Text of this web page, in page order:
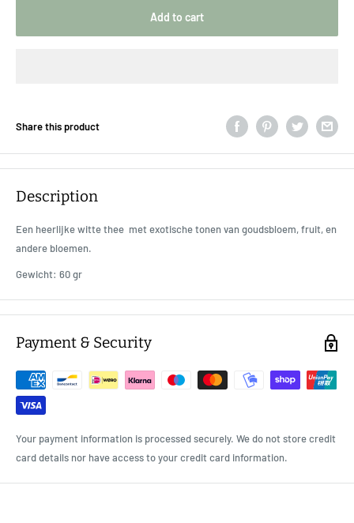
Add to cart
Share this product
Description
Een heerlijke witte thee met exotische tonen van goudsbloem, fruit, en
andere bloemen.
Gewicht: 60 gr
Payment & Security
Your payment information is processed securely. We do not store credit
card details nor have access to your credit card information.